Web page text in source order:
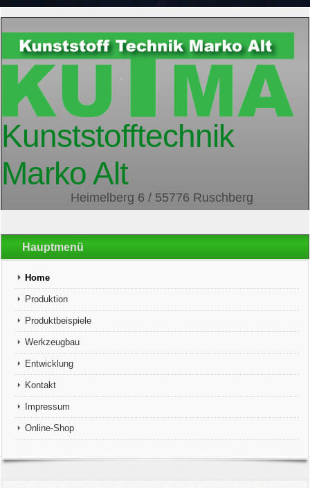
Kunststofftechnik
Marko Alt
Heimelberg 6 / 55776 Ruschberg
Hauptmenü
Home
Produktion
Produktbeispiele
Werkzeugbau
Entwicklung
Kontakt
Impressum
Online-Shop